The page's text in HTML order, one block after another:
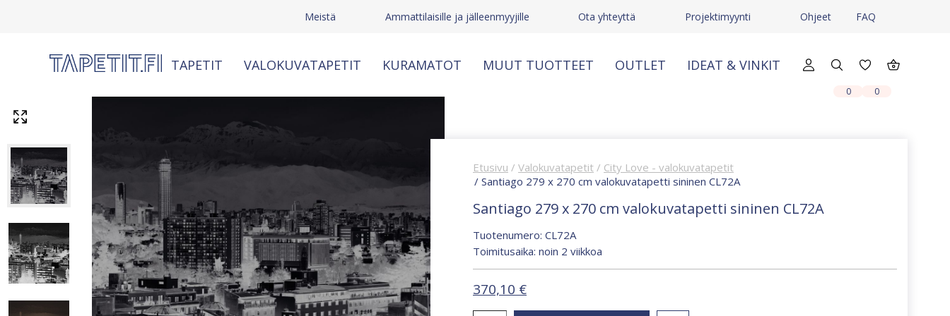
Meistä Ammattilaisille ja jälleenmyyjille Ota yhteyttä Projektimyynti Ohjeet FAQ
TAPETIT VALOKUVATAPETIT KURAMATOT MUUT TUOTTEET OUTLET IDEAT & VINKIT
0 0
Etusivu / Valokuvatapetit / City Love - valokuvatapetit
/ Santiago 279 x 270 cm valokuvatapetti sininen CL72A
Santiago 279 x 270 cm valokuvatapetti sininen CL72A
Tuotenumero: CL72A
Toimitusaika: noin 2 viikkoa
370,10 €